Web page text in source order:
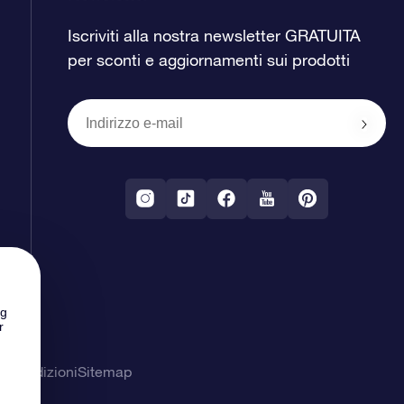
Iscriviti alla nostra newsletter GRATUITA
per sconti e aggiornamenti sui prodotti
CondizioniSitemap